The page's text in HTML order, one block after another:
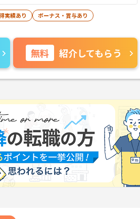
実績あり
ボーナス・賞与あり
無料 紹介してもらう